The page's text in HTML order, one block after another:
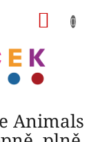
Animals